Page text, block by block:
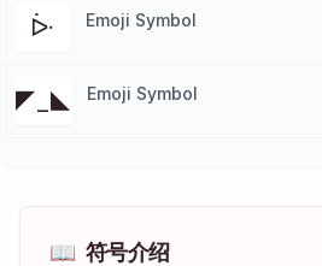
ᐕ Emoji Symbol
◤_◣ Emoji Symbol
📖 符号介绍